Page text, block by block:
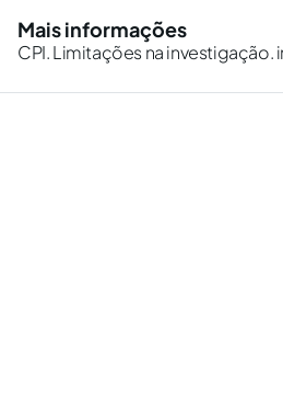
Mais informações
CPI. Limitações na investigação.